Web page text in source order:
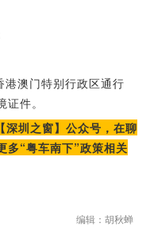
澳门特别行政区通行
件。
深圳之窗】公众号，在聊
多“粤车南下”政策相关
编辑：胡秋蝉